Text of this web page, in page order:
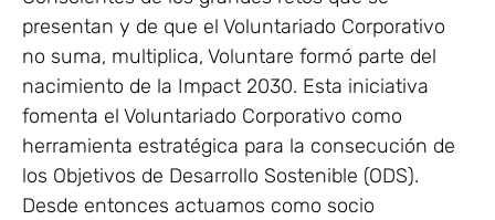
presentan y de que el Voluntariado Corporativo
no suma, multiplica, Voluntare formó parte del
nacimiento de la Impact 2030. Esta iniciativa
fomenta el Voluntariado Corporativo como
herramienta estratégica para la consecución de
los Objetivos de Desarrollo Sostenible (ODS).
Desde entonces actuamos como socio